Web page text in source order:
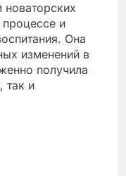
и
Она
изменений в
получила
так и